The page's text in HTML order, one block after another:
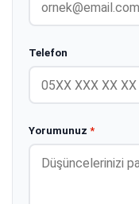
Telefon
Yorumunuz *